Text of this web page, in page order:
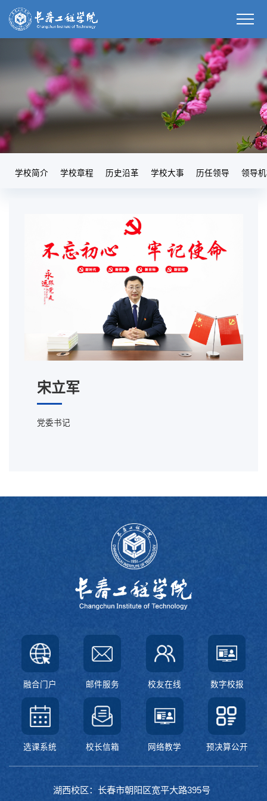
学校简介 学校章程 历史沿革 学校大事 历任领导 领导
宋立军
党委书记
融合门户 邮件服务 校友在线 数字校报
选课系统 校长信箱 网络教学 预决算公开
湖西校区：长春市朝阳区宽平大路395号